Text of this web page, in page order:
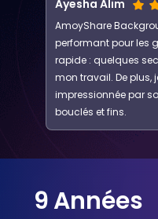
Ayesha Alim
AmoyShare
performant pour les
rapide : quelques
mon travail. De plus,
impressionnée par
bouclés et fins.
9Années